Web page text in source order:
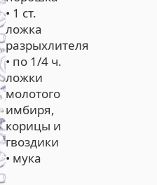
• 1 ст.
ложка
разрыхлителя
• по 1/4 ч.
ложки
молотого
имбиря,
корицы и
гвоздики
• мука